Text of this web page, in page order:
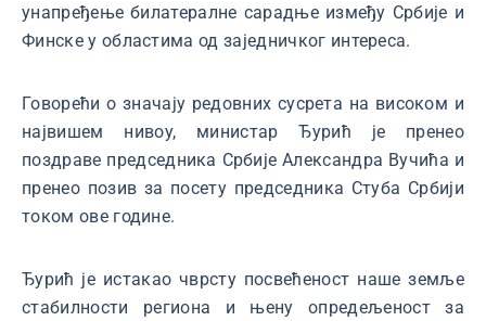
унапређење билатералне сарадње између Србије и
Финске у областима од заједничког интереса.
Говорећи о значају редовних сусрета на високом и
највишем нивоу, министар Ђурић је пренео
поздраве председника Србије Александра Вучића и
пренео позив за посету председника Стуба Србији
током ове године.
Ђурић је истакао чврсту посвећеност наше земље
стабилности региона и њену опредељеност за